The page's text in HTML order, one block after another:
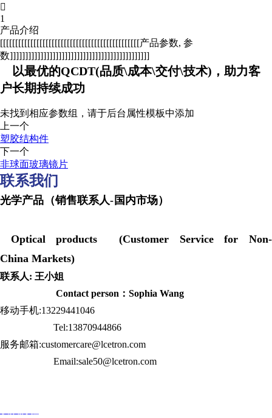

1
产品介绍
[[[[[[[[[[[[[[[[[[[[[[[[[[[[[[[[[[[[[[[[[[[[[[产品参数, 参
数]]]]]]]]]]]]]]]]]]]]]]]]]]]]]]]]]]]]]]]]]]]]]]
以最优的QCDT(品质\成本\交付\技术)，助力客
户长期持续成功
未找到相应参数组，请于后台属性模板中添加
上一个
塑胶结构件
下一个
非球面玻璃镜片
联系我们
光学产品（销售联系人-国内市场）
Optical products (Customer Service for Non-
China Markets)
联系人: 王小姐
Contact person：Sophia Wang
移动手机:13229441046
Tel:13870944866
服务邮箱:customercare@lcetron.com
Email:sale50@lcetron.com